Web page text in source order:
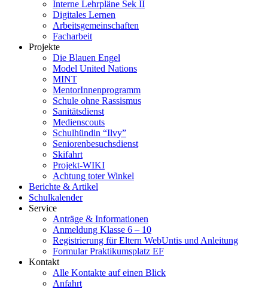
Interne Lehrpläne Sek II
Digitales Lernen
Arbeitsgemeinschaften
Facharbeit
Projekte
Die Blauen Engel
Model United Nations
MINT
MentorInnenprogramm
Schule ohne Rassismus
Sanitätsdienst
Medienscouts
Schulhündin “Ilvy”
Seniorenbesuchsdienst
Skifahrt
Projekt-WIKI
Achtung toter Winkel
Berichte & Artikel
Schulkalender
Service
Anträge & Informationen
Anmeldung Klasse 6 – 10
Registrierung für Eltern WebUntis und Anleitung
Formular Praktikumsplatz EF
Kontakt
Alle Kontakte auf einen Blick
Anfahrt